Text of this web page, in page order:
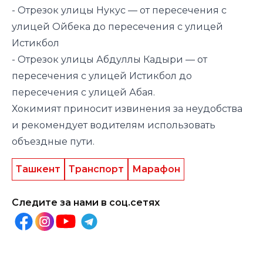
- Отрезок улицы Нукус — от пересечения с
улицей Ойбека до пересечения с улицей
Истикбол
- Отрезок улицы Абдуллы Кадыри — от
пересечения с улицей Истикбол до
пересечения с улицей Абая.
Хокимият приносит извинения за неудобства
и рекомендует водителям использовать
объездные пути.
Ташкент Транспорт Марафон
Следите за нами в соц.сетях